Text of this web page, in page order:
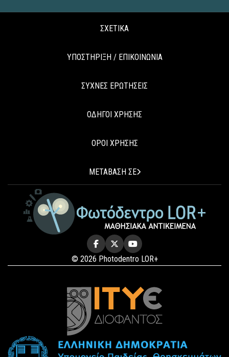
ΣΧΕΤΙΚΑ
ΥΠΟΣΤΗΡΙΞΗ / ΕΠΙΚΟΙΝΩΝΙΑ
ΣΥΧΝΕΣ ΕΡΩΤΗΣΕΙΣ
ΟΔΗΓΟΙ ΧΡΗΣΗΣ
ΟΡΟΙ ΧΡΗΣΗΣ
ΜΕΤΑΒΑΣΗ ΣΕ
© 2026 Photodentro LOR+